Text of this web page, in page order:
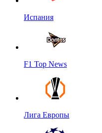
Испания
F1 Top News
Лига Европы